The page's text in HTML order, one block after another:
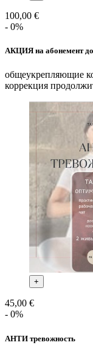
100,00 €
- 0%
АКЦИЯ на абонемент
общеукрепляющие
коррекция
+
45,00 €
- 0%
АНТИ тревожность